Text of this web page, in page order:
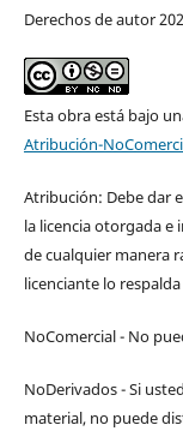
Derechos de autor
Esta obra está bajo
Atribución-
Atribución: Debe dar
la licencia otorgada e
de cualquier manera
licenciante lo
NoComercial - No
NoDerivados - Si
material, no puede